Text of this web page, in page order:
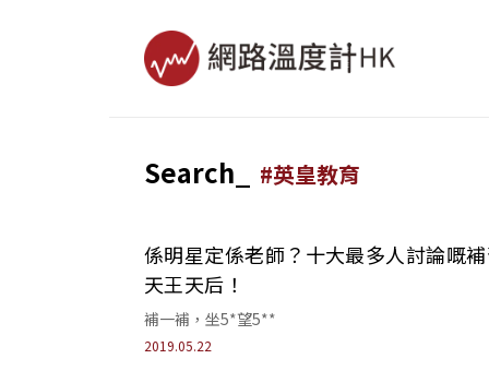
Search_ #英皇教育
係明星定係老師？十大最多人討論嘅
天王天后！
補一補，坐5*望5**
2019.05.22